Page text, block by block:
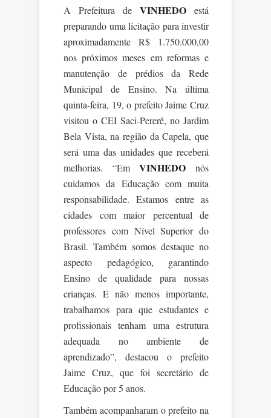
A Prefeitura de VINHEDO está
preparando uma licitação para investir
aproximadamente R$ 1.750.000,00
nos próximos meses em reformas e
manutenção de prédios da Rede
Municipal de Ensino. Na última
quinta-feira, 19, o prefeito Jaime Cruz
visitou o CEI Saci-Pererê, no Jardim
Bela Vista, na região da Capela, que
será uma das unidades que receberá
melhorias. “EmVINHEDO nós
cuidamos da Educação com muita
responsabilidade. Estamos entre as
cidades com maior percentual de
professores com Nível Superior do
Brasil. Também somos destaque no
aspecto pedagógico, garantindo
Ensino de qualidade para nossas
crianças. E não menos importante,
trabalhamos para que estudantes e
profissionais tenham uma estrutura
adequada no ambiente de
aprendizado”, destacou o prefeito
Jaime Cruz, que foi secretário de
Educação por 5 anos.
Também acompanharam o prefeito na